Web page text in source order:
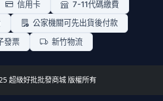
信用卡
7-11代碼繳費
公家機關可先出貨後付款
發票
新竹物流
超級好批批發商城 版權所有